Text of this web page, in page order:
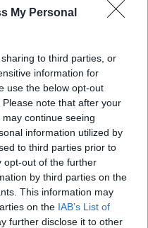
My Personal
to third parties, or
information for
use the below opt-out
note that after your
continue seeing
information utilized by
to third parties prior to
opt-out of the further
by third parties on the
This information may
on the IAB’s List of
further disclose it to other
10:03
Έχει χάσει 16 κιλά
στο νοσοκομείο
12:02
δημοσιεύματα σε
και Ισπανία, ο Άλεξ
συνεχίζει να νοσηλεύεται
στη Βαρκελώνη και